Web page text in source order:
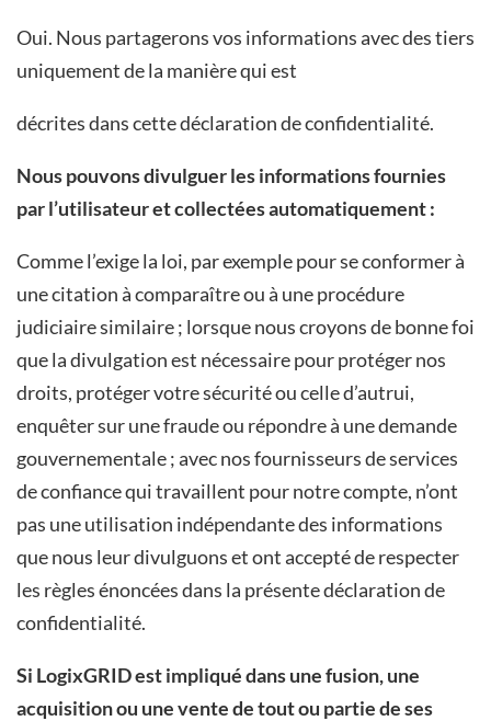
Oui. Nous partagerons vos informations avec des tiers
uniquement de la manière qui est
décrites dans cette déclaration de confidentialité.
Nous pouvons divulguer les informations fournies
par l’utilisateur et collectées automatiquement :
Comme l’exige la loi, par exemple pour se conformer à
une citation à comparaître ou à une procédure
judiciaire similaire ; lorsque nous croyons de bonne foi
que la divulgation est nécessaire pour protéger nos
droits, protéger votre sécurité ou celle d’autrui,
enquêter sur une fraude ou répondre à une demande
gouvernementale ; avec nos fournisseurs de services
de confiance qui travaillent pour notre compte, n’ont
pas une utilisation indépendante des informations
que nous leur divulguons et ont accepté de respecter
les règles énoncées dans la présente déclaration de
confidentialité.
Si LogixGRID est impliqué dans une fusion, une
acquisition ou une vente de tout ou partie de ses